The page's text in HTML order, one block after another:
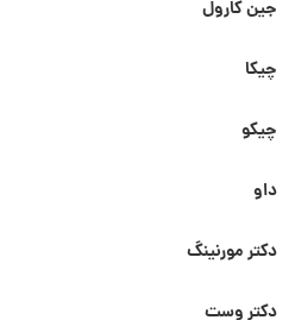
جین کارول
چیکا
چیکو
داو
دکتر مورنینگ
دکتر وست